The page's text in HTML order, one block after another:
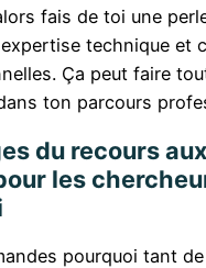
fais de toi une
technique et
Ça peut faire
ton parcours
du recours
les
pourquoi tant